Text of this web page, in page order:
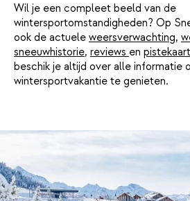
Wil je een compleet beeld van de
wintersportomstandigheden? Op
ook de actuele weersverwachting,
sneeuwhistorie, reviews en pistekaart
beschik je altijd over alle informatie
wintersportvakantie te genieten.